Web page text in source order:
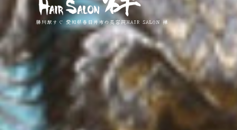
勝川駅すぐ 愛知県春日井市の美容院HAIR SALON 禅